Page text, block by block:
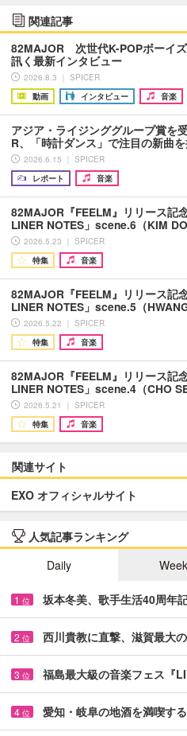
関連記事
82MAJOR 次世代K-POPボーイ
訊く最新インタビュー
2026.8.3 ｜ SPICER
動画
インタビュー 音楽
アジア・ライジンググループ賞を
R、「時計ダンス」で注目の新曲
2026.6.15 ｜ SPICER
レポート
音楽
82MAJOR『FEELM』リリース記
LINER NOTES」scene.6（KIM DO
2026.5.23 ｜ SPICER
特集
音楽
82MAJOR『FEELM』リリース記
LINER NOTES」scene.5（
2026.5.22 ｜ SPICER
特集
音楽
82MAJOR『FEELM』リリース記
LINER NOTES」scene.4（CHO
2026.5.21 ｜ SPICER
特集
音楽
関連サイト
EXO オフィシャルサイト
人気記事ランキング
Daily
1 位 坂本冬美、歌手生活40周年
2 位 西川貴教に直撃、滋賀最大
3 位 福島最大級の音楽フェス『
4 位 愛知・岐阜の地酒を満喫す